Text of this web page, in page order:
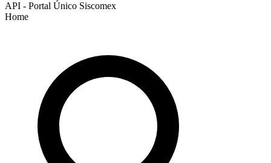
API - Portal Único Siscomex
Home